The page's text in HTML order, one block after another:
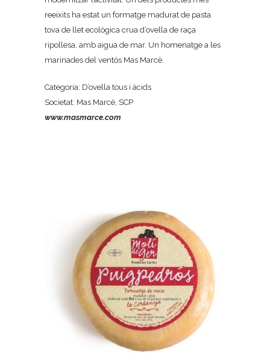
reeixits ha estat un formatge madurat de pasta
tova de llet ecològica crua d’ovella de raça
ripollesa, amb aigua de mar. Un homenatge a les
marinades del ventós Mas Marcè.
Categoria: D’ovella tous i àcids
Societat: Mas Marcè, SCP
www.masmarce.com